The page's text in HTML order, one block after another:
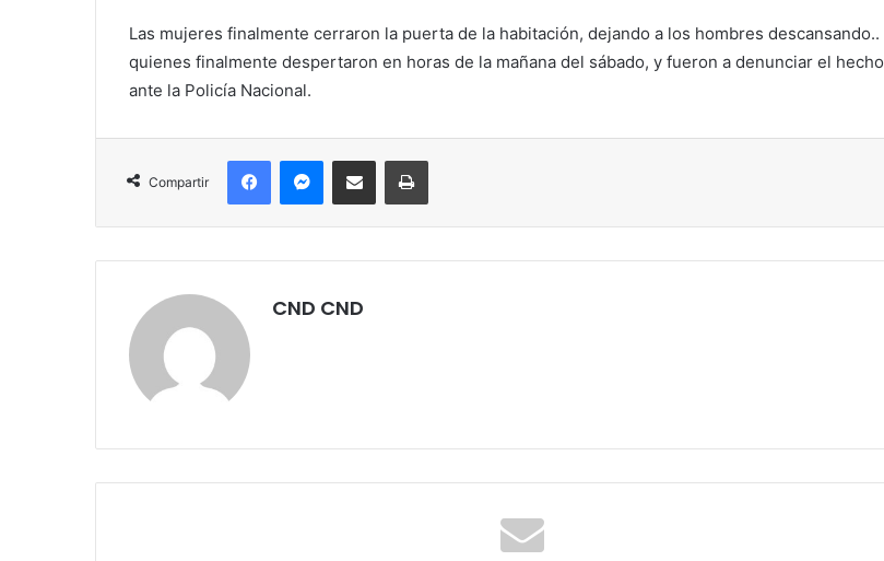
Las mujeres finalmente cerraron la puerta de la habitación, dejando a los hombres descansando..
quienes finalmente despertaron en horas de la mañana del sábado, y fueron a denunciar el hecho
ante la Policía Nacional.
Compartir
FacebookMessengerCompartir por correo electrónicoImprimir
CND CND